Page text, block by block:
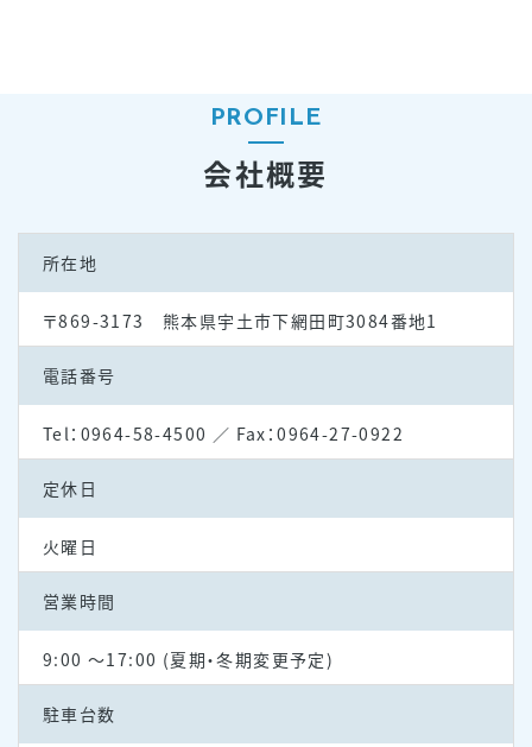
会社概要
PROFILE
所在地
〒869-3173 熊本県宇土市下網田町3084番地1
電話番号
Tel：0964-58-4500 ／ Fax：0964-27-0922
定休日
火曜日
営業時間
9:00 ～17:00 (夏期・冬期変更予定)
駐車台数